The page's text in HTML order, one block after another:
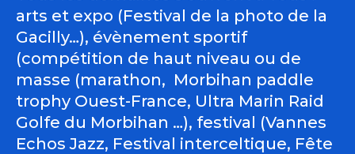
arts et expo (Festival de la photo de la
Gacilly…), évènement sportif
(compétition de haut niveau ou de
masse (marathon, Morbihan paddle
trophy Ouest-France, Ultra Marin Raid
Golfe du Morbihan …), festival (Vannes
Echos Jazz, Festival interceltique, Fête